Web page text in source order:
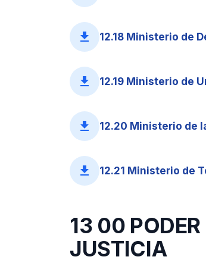
file_download 12.18 Ministerio de
file_download 12.19 Ministerio de
file_download 12.20 Ministerio de
file_download 12.21 Ministerio de
13 00
JUSTICIA